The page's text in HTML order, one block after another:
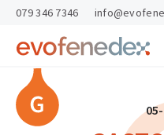
skipToContent
skipToFooter
Return
homepage
menu
079 346 7346